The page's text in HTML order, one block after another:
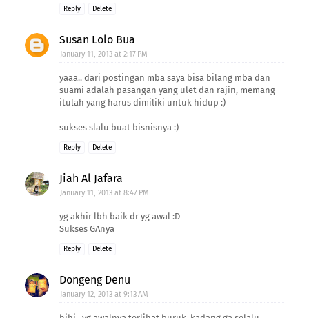
Reply Delete
Susan Lolo Bua
January 11, 2013 at 2:17 PM
yaaa.. dari postingan mba saya bisa bilang mba dan
suami adalah pasangan yang ulet dan rajin, memang
itulah yang harus dimiliki untuk hidup :)
sukses slalu buat bisnisnya :)
Reply Delete
Jiah Al Jafara
January 11, 2013 at 8:47 PM
yg akhir lbh baik dr yg awal :D
Sukses GAnya
Reply Delete
Dongeng Denu
January 12, 2013 at 9:13 AM